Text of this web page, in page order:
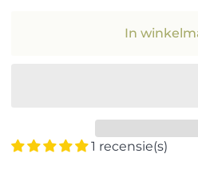
In
1 recensie(s)